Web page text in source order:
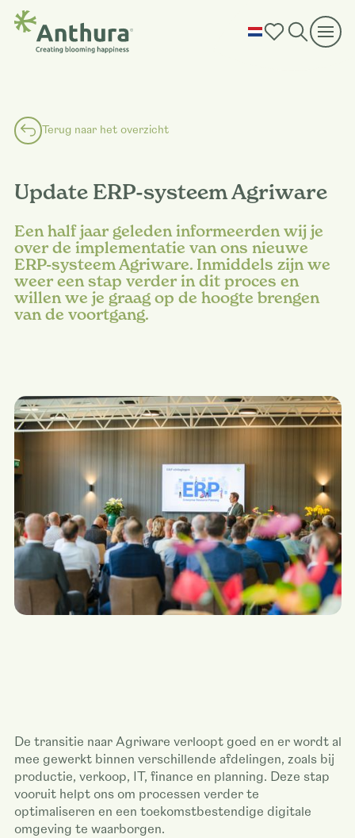
Terug naar het overzicht
Update ERP-systeem Agriware
Een half jaar geleden informeerden wij je
over de implementatie van ons nieuwe
ERP-systeem Agriware. Inmiddels zijn we
weer een stap verder in dit proces en
willen we je graag op de hoogte brengen
van de voortgang.
De transitie naar Agriware verloopt goed en er wordt al
mee gewerkt binnen verschillende afdelingen, zoals bij
productie, verkoop, IT, finance en planning. Deze stap
vooruit helpt ons om processen verder te
optimaliseren en een toekomstbestendige digitale
omgeving te waarborgen.